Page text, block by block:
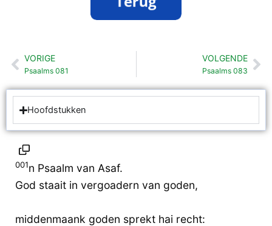
Vorige
VORIGE
Psaalms 081
VOLGENDE
Psaalms 083
Hoofdstukken
001n Psaalm van Asaf.
God staait in vergoadern van goden,
middenmaank goden sprekt hai recht: